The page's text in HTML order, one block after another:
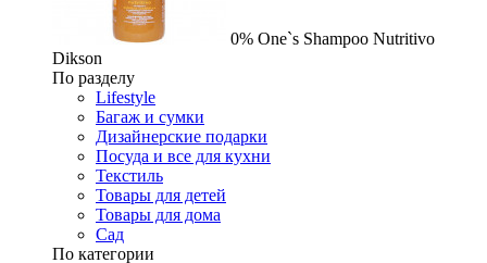
0% One`s Shampoo Nutritivo
Dikson
По разделу
Lifestyle
Багаж и сумки
Дизайнерские подарки
Посуда и все для кухни
Текстиль
Товары для детей
Товары для дома
Сад
По категории